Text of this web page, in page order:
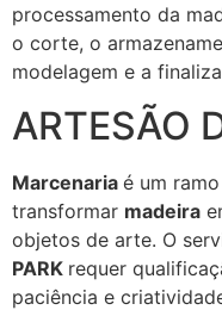
processamento da
o corte, o
modelagem e a
ARTESÃO
Marcenaria é um
transformar madeira
objetos de arte. O
PARK requer
paciência e